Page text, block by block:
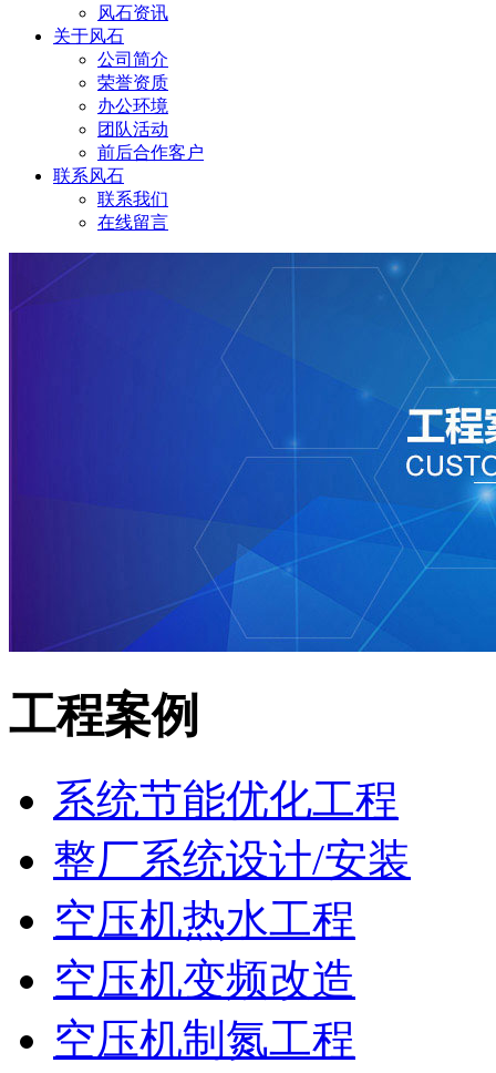
风石资讯
关于风石
公司简介
荣誉资质
办公环境
团队活动
前后合作客户
联系风石
联系我们
在线留言
工程案例
系统节能优化工程
整厂系统设计/安装
空压机热水工程
空压机变频改造
空压机制氮工程